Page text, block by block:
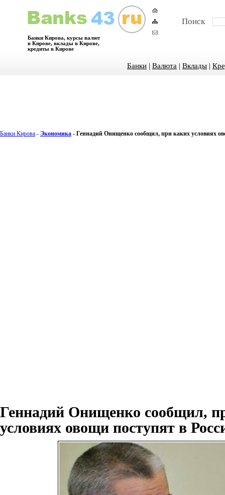
Банки Кирова, курсы валют
в Кирове, вклады в Кирове,
кредиты в Кирове
Поиск
Банки | Валюта | Вклады |
Банки Кирова - Экономика - Геннадий Онищенко сообщил, при каких условиях
Геннадий Онищенко сообщил,
условиях овощи поступят в